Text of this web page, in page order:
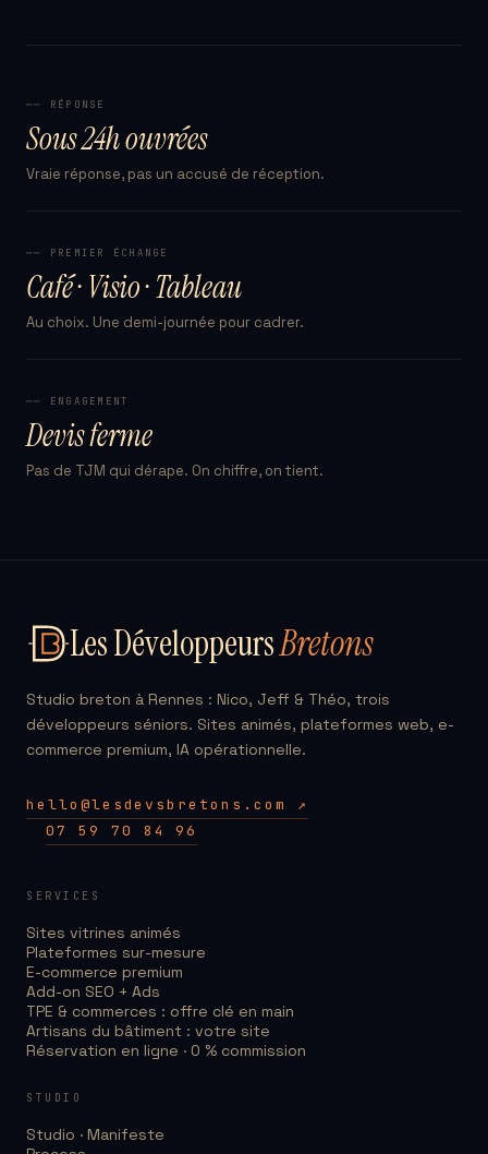
── RÉPONSE
Sous 24h ouvrées
Vraie réponse, pas un accusé de réception.
── PREMIER ÉCHANGE
Café · Visio · Tableau
Au choix. Une demi-journée pour cadrer.
── ENGAGEMENT
Devis ferme
Pas de TJM qui dérape. On chiffre, on tient.
Les DéveloppeursBretons
Studio breton à Rennes : Nico, Jeff & Théo, trois
développeurs séniors. Sites animés, plateformes web, e-
commerce premium, IA opérationnelle.
hello@lesdevsbretons.com ↗
07 59 70 84 96
SERVICES
Sites vitrines animés
Plateformes sur-mesure
E-commerce premium
Add-on SEO + Ads
TPE & commerces : offre clé en main
Artisans du bâtiment : votre site
Réservation en ligne · 0 % commission
STUDIO
Studio · Manifeste